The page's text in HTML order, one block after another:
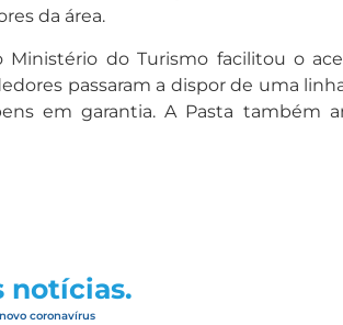
da área.
Ministério do Turismo facilitou o
passaram a dispor de uma
em garantia. A Pasta também
notícias.
coronavírus